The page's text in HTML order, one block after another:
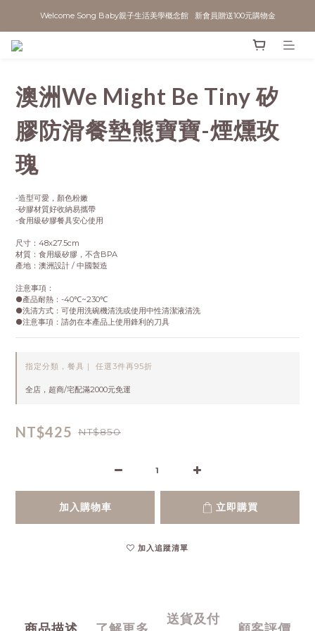
Welcome Song Baby親子生活美學概念館   新會員贈送100元購物金
澳洲We Might Be Tiny 矽
膠防滑餐墊熊寶寶-煙燻玫
瑰
-造型可愛，顏色粉嫩
-矽膠材質好收納易攜帶
-食用級矽膠餐具安心使用
尺寸：48x27.5cm
材質：食用級矽膠，不含BPA
產地：澳洲設計 / 中國製造
注意事項：
●產品耐熱：-40℃~230℃
●洗清方式：可使用洗碗機清洗或使用中性清潔液清洗
●注意事項：請勿在本產品上使用鋒利的刀具
指定分類，餐具｜ 任選3件再95折
全店，超商/宅配滿2000元免運
NT$425 NT$850
加入購物車 立即購買
加入追蹤清單
送貨及付